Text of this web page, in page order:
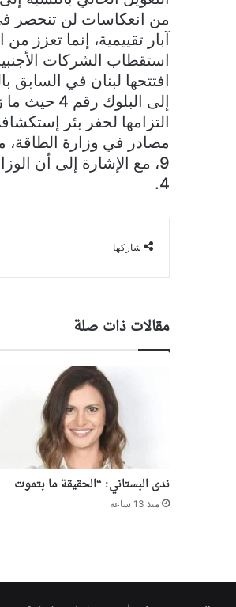
من انعكاسات لن تنحصر في
آبار تقييمية، إنما تعزز
استقطاب الشركات
إلى
التزامها لحفر بئر
مصادر في وزارة
9، مع الإشارة إلى أن
4.
شاركها
مقالات ذات صلة
ندى البستاني: “الحقيقة ما بتموت
منذ 13 ساعة